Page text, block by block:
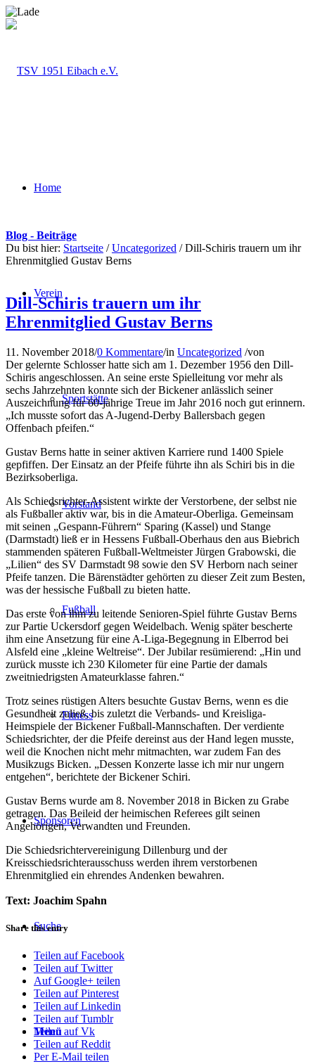
Home
Verein
Sportstätte
Vorstand
Fußball
Fitness
Sponsoren
Suche
Menü
Blog - Beiträge
Du bist hier: Startseite / Uncategorized / Dill-Schiris trauern um ihr
Ehrenmitglied Gustav Berns
Dill-Schiris trauern um ihr
Ehrenmitglied Gustav Berns
11. November 2018/0 Kommentare/in Uncategorized /von
Der gelernte Schlosser hatte sich am 1. Dezember 1956 den Dill-
Schiris angeschlossen. An seine erste Spielleitung vor mehr als
sechs Jahrzehnten konnte sich der Bickener anlässlich seiner
Auszeichnung für 60-jährige Treue im Jahr 2016 noch gut erinnern.
„Ich musste sofort das A-Jugend-Derby Ballersbach gegen
Offenbach pfeifen.“
Gustav Berns hatte in seiner aktiven Karriere rund 1400 Spiele
gepfiffen. Der Einsatz an der Pfeife führte ihn als Schiri bis in die
Bezirksoberliga.
Als Schiedsrichter-Assistent wirkte der Verstorbene, der selbst nie
als Fußballer aktiv war, bis in die Amateur-Oberliga. Gemeinsam
mit seinen „Gespann-Führern“ Sparing (Kassel) und Stange
(Darmstadt) ließ er in Hessens Fußball-Oberhaus den aus Biebrich
stammenden späteren Fußball-Weltmeister Jürgen Grabowski, die
„Lilien“ des SV Darmstadt 98 sowie den SV Herborn nach seiner
Pfeife tanzen. Die Bärenstädter gehörten zu dieser Zeit zum Besten,
was der hessische Fußball zu bieten hatte.
Das erste von ihm zu leitende Senioren-Spiel führte Gustav Berns
zur Partie Uckersdorf gegen Weidelbach. Wenig später bescherte
ihm eine Ansetzung für eine A-Liga-Begegnung in Elberrod bei
Alsfeld eine „kleine Weltreise“. Der Jubilar resümierend: „Hin und
zurück musste ich 230 Kilometer für eine Partie der damals
zweitniedrigsten Amateurklasse fahren.“
Trotz seines rüstigen Alters besuchte Gustav Berns, wenn es die
Gesundheit zuließ, bis zuletzt die Verbands- und Kreisliga-
Heimspiele der Bickener Fußball-Mannschaften. Der verdiente
Schiedsrichter, der die Pfeife dereinst aus der Hand legen musste,
weil die Knochen nicht mehr mitmachten, war zudem Fan des
Musikzugs Bicken. „Dessen Konzerte lasse ich mir nur ungern
entgehen“, berichtete der Bickener Schiri.
Gustav Berns wurde am 8. November 2018 in Bicken zu Grabe
getragen. Das Beileid der heimischen Referees gilt seinen
Angehörigen, Verwandten und Freunden.
Die Schiedsrichtervereinigung Dillenburg und der
Kreisschiedsrichterausschuss werden ihrem verstorbenen
Ehrenmitglied ein ehrendes Andenken bewahren.
Text: Joachim Spahn
Share this entry
Teilen auf Facebook
Teilen auf Twitter
Auf Google+ teilen
Teilen auf Pinterest
Teilen auf Linkedin
Teilen auf Tumblr
Teilen auf Vk
Teilen auf Reddit
Per E-Mail teilen